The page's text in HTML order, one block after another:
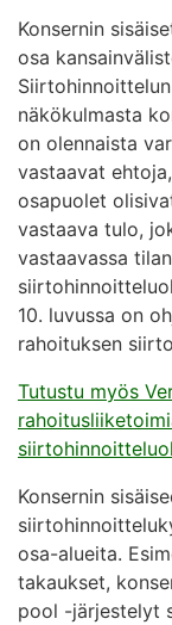
Konsernin
osa
näkökulmasta
on olennaista
vastaavat
osapuolet
vastaava tulo,
vastaavassa
10. luvussa on
rahoituksen
Tutustu myös
Konsernin
osa-alueita.
takaukset,
pool -järjestelyt